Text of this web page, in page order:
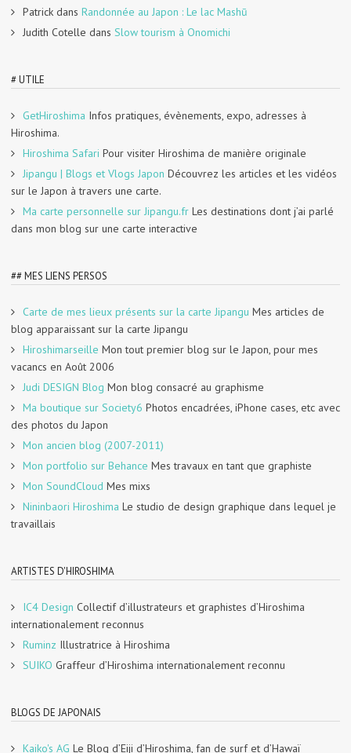
Patrick dans Randonnée au Japon : Le lac Mashū
Judith Cotelle dans Slow tourism à Onomichi
# UTILE
GetHiroshima Infos pratiques, évènements, expo, adresses à
Hiroshima.
Hiroshima Safari Pour visiter Hiroshima de manière originale
Jipangu | Blogs et Vlogs Japon Découvrez les articles et les vidéos
sur le Japon à travers une carte.
Ma carte personnelle sur Jipangu.fr Les destinations dont j’ai parlé
dans mon blog sur une carte interactive
## MES LIENS PERSOS
Carte de mes lieux présents sur la carte Jipangu Mes articles de
blog apparaissant sur la carte Jipangu
Hiroshimarseille Mon tout premier blog sur le Japon, pour mes
vacancs en Août 2006
Judi DESIGN Blog Mon blog consacré au graphisme
Ma boutique sur Society6 Photos encadrées, iPhone cases, etc avec
des photos du Japon
Mon ancien blog (2007-2011)
Mon portfolio sur Behance Mes travaux en tant que graphiste
Mon SoundCloud Mes mixs
Nininbaori Hiroshima Le studio de design graphique dans lequel je
travaillais
ARTISTES D'HIROSHIMA
IC4 Design Collectif d’illustrateurs et graphistes d’Hiroshima
internationalement reconnus
Ruminz Illustratrice à Hiroshima
SUIKO Graffeur d’Hiroshima internationalement reconnu
BLOGS DE JAPONAIS
Kaiko's AG Le Blog d’Eiji d’Hiroshima, fan de surf et d’Hawaï